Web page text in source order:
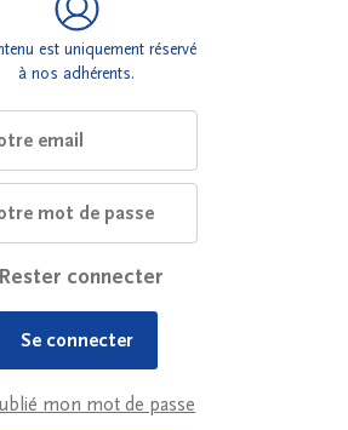
est uniquement réservé
à nos adhérents.
Rester connecter
mon mot de passe